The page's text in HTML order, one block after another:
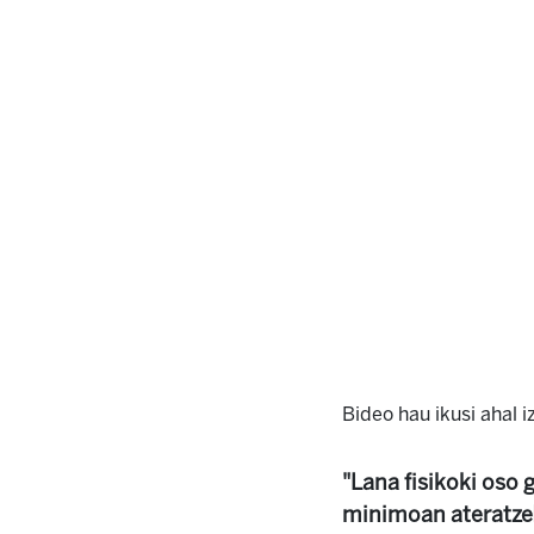
Bideo hau ikusi ahal
"Lana fisikoki oso
minimoan